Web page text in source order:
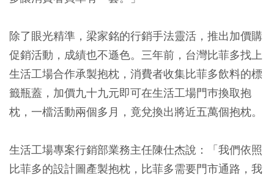
除了眼光精準，梁家銘的行銷手法靈活，推出加價購
促銷活動，成績也不遜色。三年前，台灣比菲多找上
生活工場合作承製抱枕，消費者收集比菲多飲料的標
籤瓶蓋，加價九十九元即可在生活工場門巿換取抱
枕，一檔活動兩個多月，竟兌換出將近五萬個抱枕。
生活工場專案行銷部業務主任陳仕杰說：「我們依照
比菲多的設計圖產製抱枕，比菲多需要門市通路，我